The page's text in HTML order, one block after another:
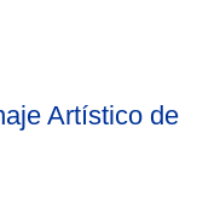
Artístico de